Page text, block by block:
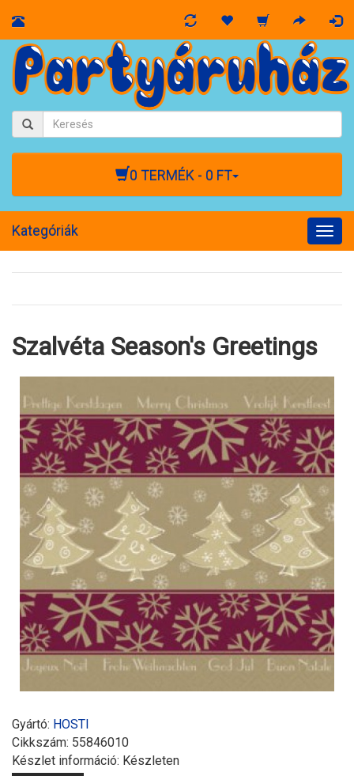
0 TERMÉK - 0 FT
Kategóriák
Szalvéta Season's Greetings
Gyártó: HOSTI
Cikkszám: 55846010
Készlet információ: Készleten